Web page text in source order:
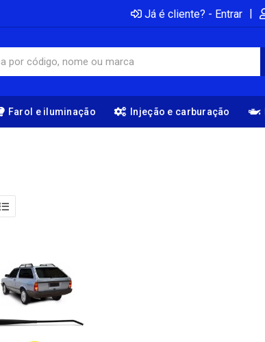
Já é cliente? - Entrar |
Farol e iluminação Injeção e carburação